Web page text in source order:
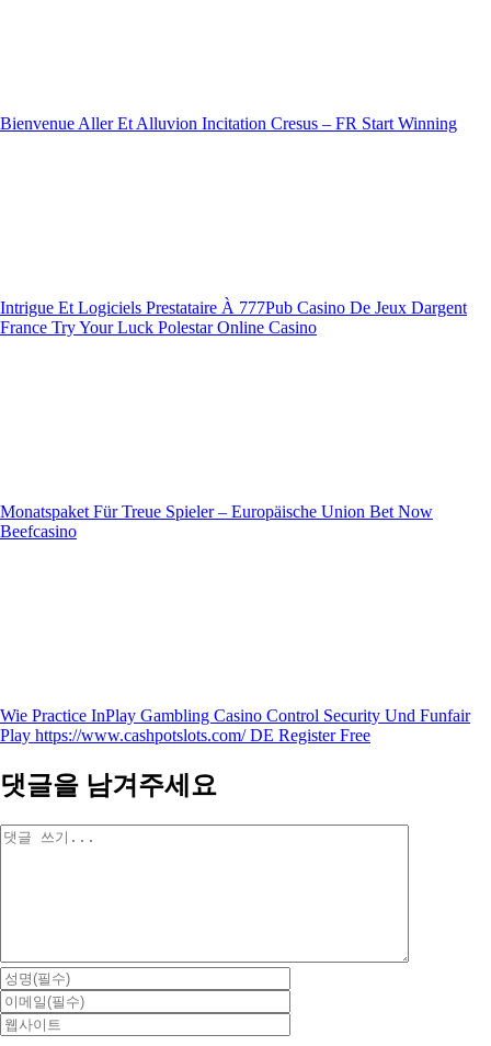
Bienvenue Aller Et Alluvion Incitation Cresus – FR Start Winning
Intrigue Et Logiciels Prestataire À 777Pub Casino De Jeux Dargent
France Try Your Luck Polestar Online Casino
Monatspaket Für Treue Spieler – Europäische Union Bet Now
Beefcasino
Wie Practice InPlay Gambling Casino Control Security Und Funfair
Play https://www.cashpotslots.com/ DE Register Free
댓글을 남겨주세요
댓